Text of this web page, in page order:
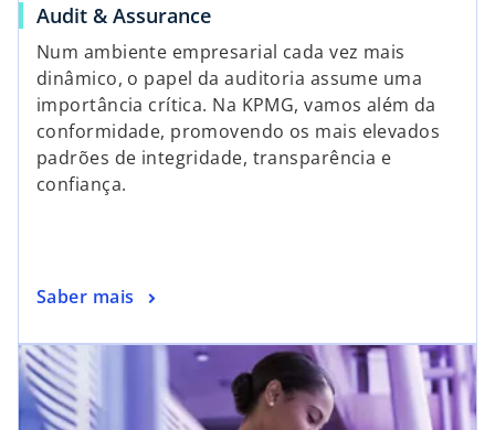
Audit & Assurance
Num ambiente empresarial cada vez mais
dinâmico, o papel da auditoria assume uma
importância crítica. Na KPMG, vamos além da
conformidade, promovendo os mais elevados
padrões de integridade, transparência e
confiança.
Saber mais